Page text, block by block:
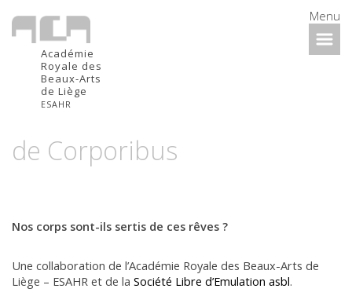
Menu
Académie
Royale des
Beaux-Arts
de Liège
ESAHR
de Corporibus
Nos corps sont-ils sertis de ces rêves ?
Une collaboration de l’Académie Royale des Beaux-Arts de
Liège – ESAHR et de laSociété Libre d’Emulation asbl.